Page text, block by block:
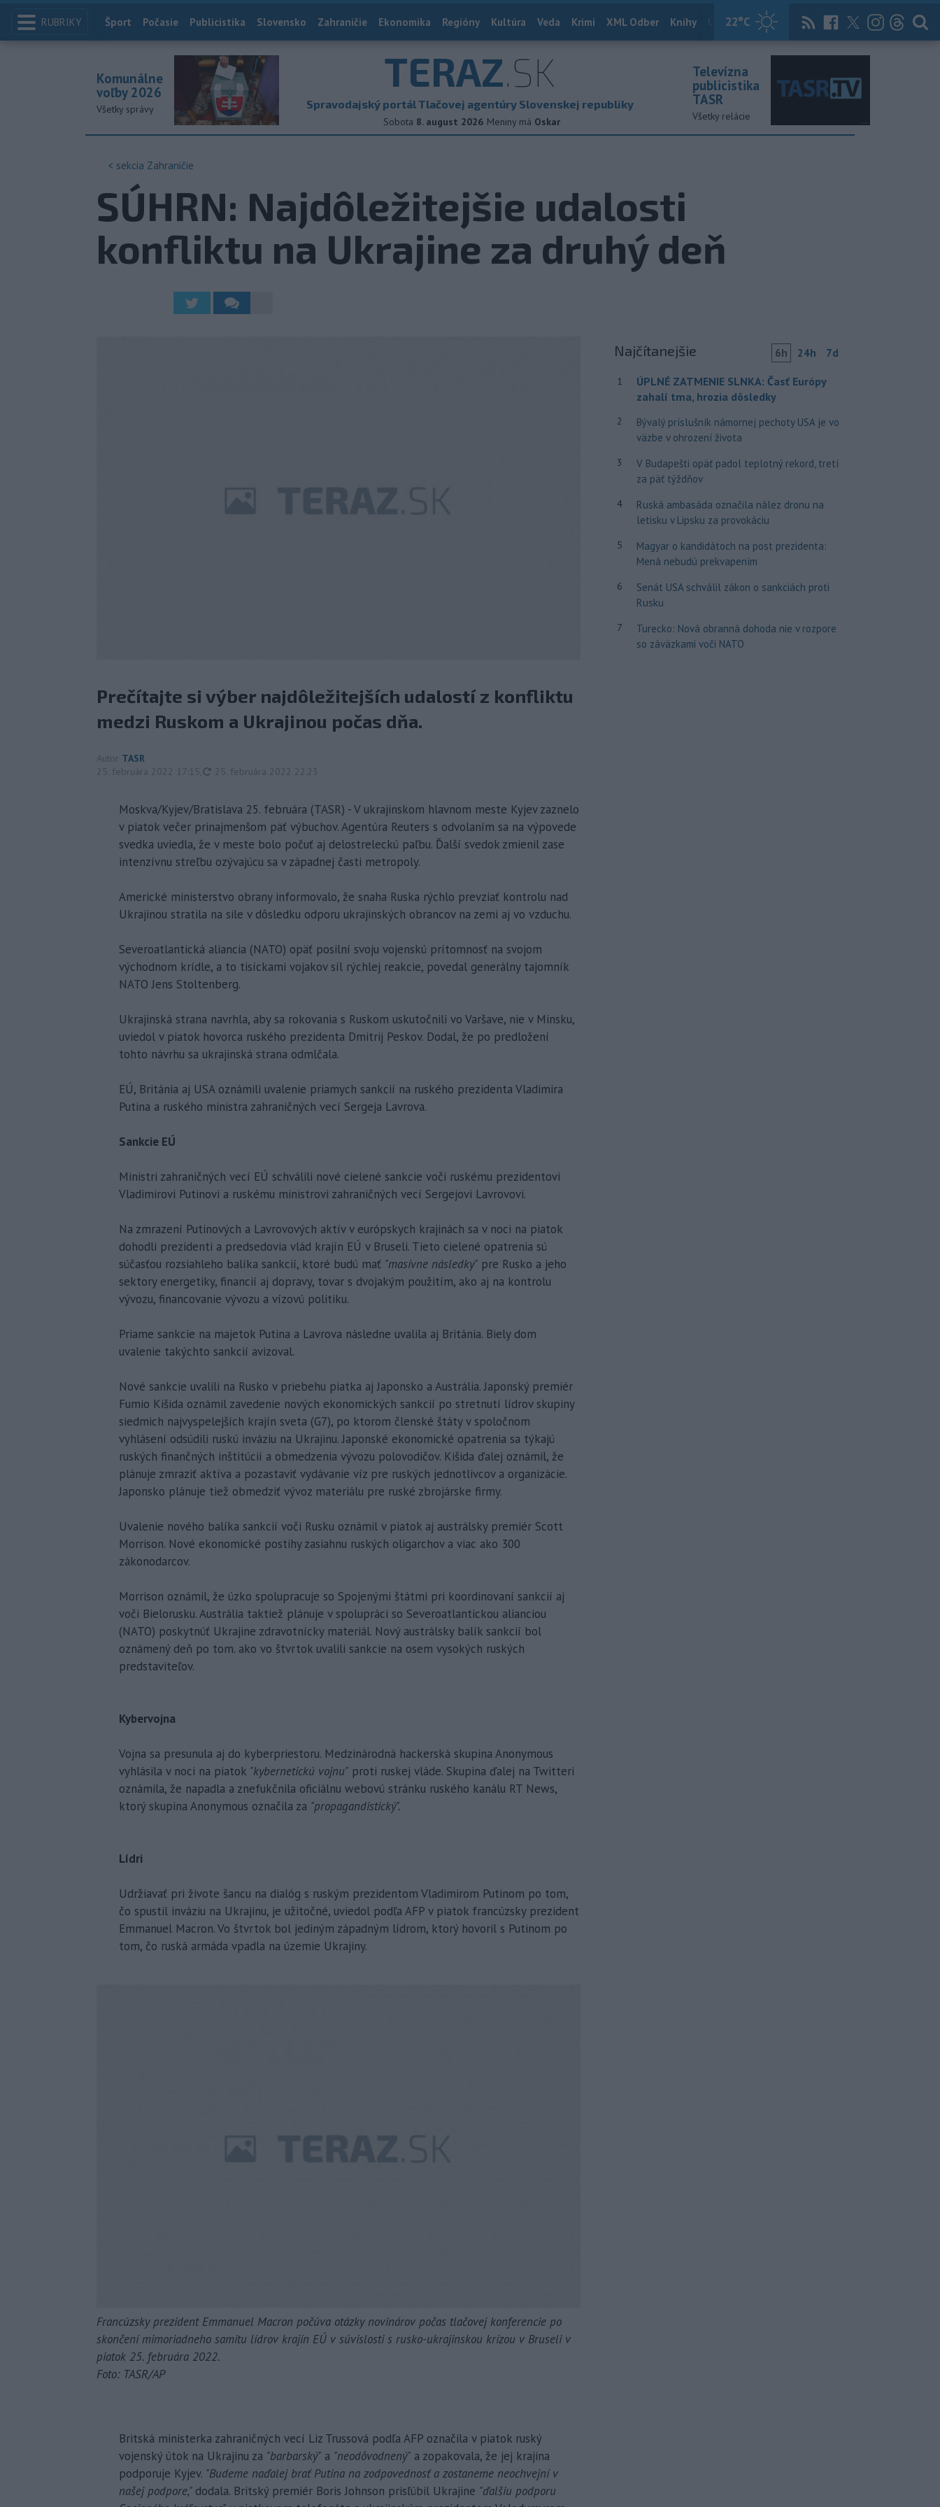
RUBRIKY 22°C
Index
Šport Počasie Publicistika Slovensko Zahraničie Ekonomika Regióny Kultúra Veda Krimi XML Odber Knihy Útulkovo Magazín News Now Archív
TERAZ.SK
Spravodajský portál Tlačovej agentúry Slovenskej republiky
Sobota 8. august 2026 Meniny má Oskar
Komunálne
voľby 2026
Všetky správy
Televízna
publicistika
TASR
Všetky relácie
< sekcia Zahraničie
SÚHRN: Najdôležitejšie udalosti
konfliktu na Ukrajine za druhý deň
Prečítajte si výber najdôležitejších udalostí z konfliktu
medzi Ruskom a Ukrajinou počas dňa.
Autor TASR
25. februára 2022 17:15
aktualizované
25. februára 2022 22:23
Moskva/Kyjev/Bratislava 25. februára (TASR) - V ukrajinskom hlavnom meste Kyjev zaznelo
v piatok večer prinajmenšom päť výbuchov. Agentúra Reuters s odvolaním sa na výpovede
svedka uviedla, že v meste bolo počuť aj delostreleckú paľbu. Ďalší svedok zmienil zase
intenzívnu streľbu ozývajúcu sa v západnej časti metropoly.
Americké ministerstvo obrany informovalo, že snaha Ruska rýchlo prevziať kontrolu nad
Ukrajinou stratila na sile v dôsledku odporu ukrajinských obrancov na zemi aj vo vzduchu.
Severoatlantická aliancia (NATO) opäť posilní svoju vojenskú prítomnosť na svojom
východnom krídle, a to tisíckami vojakov síl rýchlej reakcie, povedal generálny tajomník
NATO Jens Stoltenberg.
Ukrajinská strana navrhla, aby sa rokovania s Ruskom uskutočnili vo Varšave, nie v Minsku,
uviedol v piatok hovorca ruského prezidenta Dmitrij Peskov. Dodal, že po predložení
tohto návrhu sa ukrajinská strana odmlčala.
EÚ, Británia aj USA oznámili uvalenie priamych sankcií na ruského prezidenta Vladimira
Putina a ruského ministra zahraničných vecí Sergeja Lavrova.
Sankcie EÚ
Ministri zahraničných vecí EÚ schválili nové cielené sankcie voči ruskému prezidentovi
Vladimirovi Putinovi a ruskému ministrovi zahraničných vecí Sergejovi Lavrovovi.
Na zmrazení Putinových a Lavrovových aktív v európskych krajinách sa v noci na piatok
dohodli prezidenti a predsedovia vlád krajín EÚ v Bruseli. Tieto cielené opatrenia sú
súčasťou rozsiahleho balíka sankcií, ktoré budú mať "masívne následky" pre Rusko a jeho
sektory energetiky, financií aj dopravy, tovar s dvojakým použitím, ako aj na kontrolu
vývozu, financovanie vývozu a vízovú politiku.
Priame sankcie na majetok Putina a Lavrova následne uvalila aj Británia. Biely dom
uvalenie takýchto sankcií avizoval.
Nové sankcie uvalili na Rusko v priebehu piatka aj Japonsko a Austrália. Japonský premiér
Fumio Kišida oznámil zavedenie nových ekonomických sankcií po stretnutí lídrov skupiny
siedmich najvyspelejších krajín sveta (G7), po ktorom členské štáty v spoločnom
vyhlásení odsúdili ruskú inváziu na Ukrajinu. Japonské ekonomické opatrenia sa týkajú
ruských finančných inštitúcií a obmedzenia vývozu polovodičov. Kišida ďalej oznámil, že
plánuje zmraziť aktíva a pozastaviť vydávanie víz pre ruských jednotlivcov a organizácie.
Japonsko plánuje tiež obmedziť vývoz materiálu pre ruské zbrojárske firmy.
Uvalenie nového balíka sankcií voči Rusku oznámil v piatok aj austrálsky premiér Scott
Morrison. Nové ekonomické postihy zasiahnu ruských oligarchov a viac ako 300
zákonodarcov.
Morrison oznámil, že úzko spolupracuje so Spojenými štátmi pri koordinovaní sankcií aj
voči Bielorusku. Austrália taktiež plánuje v spolupráci so Severoatlantickou alianciou
(NATO) poskytnúť Ukrajine zdravotnícky materiál. Nový austrálsky balík sankcií bol
oznámený deň po tom. ako vo štvrtok uvalili sankcie na osem vysokých ruských
predstaviteľov.
Kybervojna
Vojna sa presunula aj do kyberpriestoru. Medzinárodná hackerská skupina Anonymous
vyhlásila v noci na piatok "kybernetickú vojnu" proti ruskej vláde. Skupina ďalej na Twitteri
oznámila, že napadla a znefukčnila oficiálnu webovú stránku ruského kanálu RT News,
ktorý skupina Anonymous označila za "propagandistický".
Lídri
Udržiavať pri živote šancu na dialóg s ruským prezidentom Vladimirom Putinom po tom,
čo spustil inváziu na Ukrajinu, je užitočné, uviedol podľa AFP v piatok francúzsky prezident
Emmanuel Macron. Vo štvrtok bol jediným západným lídrom, ktorý hovoril s Putinom po
tom, čo ruská armáda vpadla na územie Ukrajiny.
Francúzsky prezident Emmanuel Macron počúva otázky novinárov počas tlačovej konferencie po
skončení mimoriadneho samitu lídrov krajín EÚ v súvislosti s rusko-ukrajinskou krízou v Bruseli v
piatok 25. februára 2022.
Foto: TASR/AP
Britská ministerka zahraničných vecí Liz Trussová podľa AFP označila v piatok ruský
vojenský útok na Ukrajinu za "barbarský" a "neodôvodnený" a zopakovala, že jej krajina
podporuje Kyjev. "Budeme naďalej brať Putina na zodpovednosť a zostaneme neochvejní v
našej podpore," dodala. Britský premiér Boris Johnson prisľúbil Ukrajine "ďalšiu podporu
Najčítanejšie 6h 24h 7d
1
ÚPLNÉ ZATMENIE SLNKA: Časť Európy
zahalí tma, hrozia dôsledky
2
Bývalý príslušník námornej pechoty USA je vo
väzbe v ohrození života
3
V Budapešti opäť padol teplotný rekord, tretí
za päť týždňov
4
Ruská ambasáda označila nález dronu na
letisku v Lipsku za provokáciu
5
Magyar o kandidátoch na post prezidenta:
Mená nebudú prekvapením
6
Senát USA schválil zákon o sankciách proti
Rusku
7
Turecko: Nová obranná dohoda nie v rozpore
so záväzkami voči NATO